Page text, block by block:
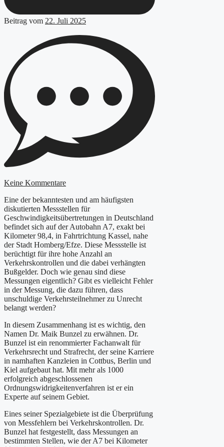
Beitrag vom 22. Juli 2025
Keine Kommentare
Eine der bekanntesten und am häufigsten
diskutierten Messstellen für
Geschwindigkeitsübertretungen in Deutschland
befindet sich auf der Autobahn A7, exakt bei
Kilometer 98,4, in Fahrtrichtung Kassel, nahe
der Stadt Homberg/Efze. Diese Messstelle ist
berüchtigt für ihre hohe Anzahl an
Verkehrskontrollen und die dabei verhängten
Bußgelder. Doch wie genau sind diese
Messungen eigentlich? Gibt es vielleicht Fehler
in der Messung, die dazu führen, dass
unschuldige Verkehrsteilnehmer zu Unrecht
belangt werden?
In diesem Zusammenhang ist es wichtig, den
Namen Dr. Maik Bunzel zu erwähnen. Dr.
Bunzel ist ein renommierter Fachanwalt für
Verkehrsrecht und Strafrecht, der seine Karriere
in namhaften Kanzleien in Cottbus, Berlin und
Kiel aufgebaut hat. Mit mehr als 1000
erfolgreich abgeschlossenen
Ordnungswidrigkeitenverfahren ist er ein
Experte auf seinem Gebiet.
Eines seiner Spezialgebiete ist die Überprüfung
von Messfehlern bei Verkehrskontrollen. Dr.
Bunzel hat festgestellt, dass Messungen an
bestimmten Stellen, wie der A7 bei Kilometer